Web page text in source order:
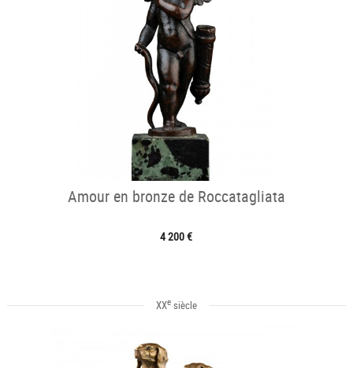
Amour en bronze de Roccatagliata
4 200 €
XXesiècle